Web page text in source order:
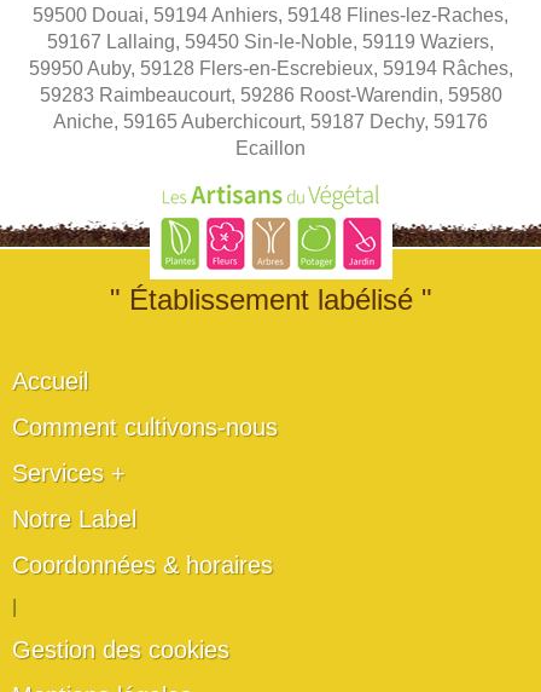
59500 Douai, 59194 Anhiers, 59148 Flines-lez-Raches,
59167 Lallaing, 59450 Sin-le-Noble, 59119 Waziers,
59950 Auby, 59128 Flers-en-Escrebieux, 59194 Râches,
59283 Raimbeaucourt, 59286 Roost-Warendin, 59580
Aniche, 59165 Auberchicourt, 59187 Dechy, 59176
Ecaillon
" Établissement labélisé "
Accueil
Comment cultivons-nous
Services +
Notre Label
Coordonnées & horaires
Gestion des cookies